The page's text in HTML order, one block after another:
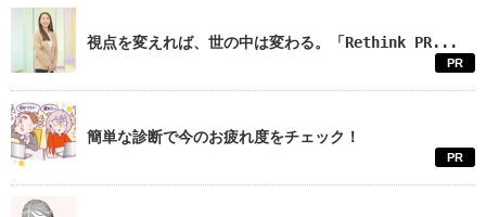
視点を変えれば、世の中は変わる。「Rethink PR...
PR
簡単な診断で今のお疲れ度をチェック！
PR